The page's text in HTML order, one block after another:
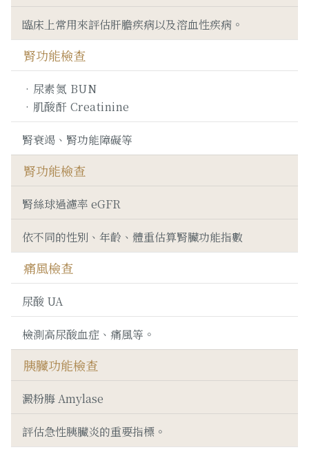
臨床上常用來評估肝膽疾病以及溶血性疾病。
腎功能檢查
尿素氮 BUN
肌酸酐 Creatinine
腎衰竭、腎功能障礙等
腎功能檢查
腎絲球過濾率 eGFR
依不同的性別、年齡、體重估算腎臟功能指數
痛風檢查
尿酸 UA
檢測高尿酸血症、痛風等。
胰臟功能檢查
澱粉脢 Amylase
評估急性胰臟炎的重要指標。